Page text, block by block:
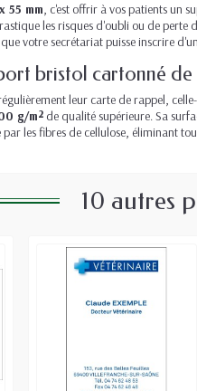
55 mm, c'est offrir à vos patients un
les risques d'oubli ou de perte
votre secrétariat puisse inscrire
bristol cartonné
leur carte de rappel,
g/m² de qualité supérieure. Sa
par les fibres de cellulose, éliminant
10 autres